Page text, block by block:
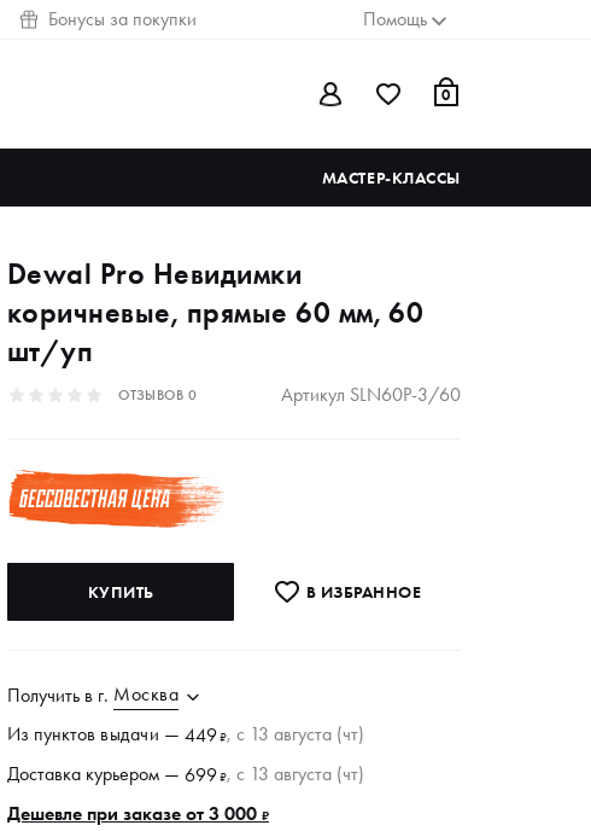
Бонусы за покупки Помощь
0
МАСТЕР-КЛАССЫ
Dewal Pro Невидимки
коричневые, прямые 60 мм, 60
шт/уп
ОТЗЫВОВ 0 Артикул SLN60P-3/60
КУПИТЬ В ИЗБРАННОE
Получить в г. Москва
Из пунктов выдачи —449₽, c 13 августа (чт)
Доставка курьером —699₽, c 13 августа (чт)
Дешевле при заказе от 3 000₽